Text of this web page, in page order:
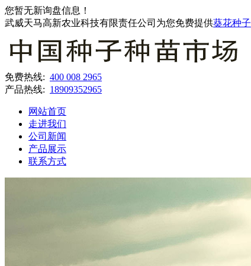
您暂无新询盘信息！
武威天马高新农业科技有限责任公司为您免费提供葵花种子
免费热线: 400 008 2965
产品热线: 18909352965
网站首页
走进我们
公司新闻
产品展示
联系方式